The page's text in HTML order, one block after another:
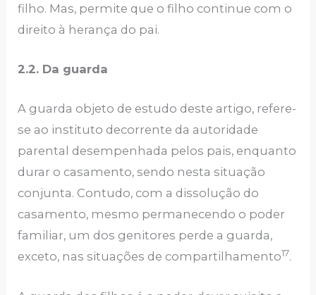
filho. Mas, permite que o filho continue com o
direito à herança do pai.
2.2. Da guarda
A guarda objeto de estudo deste artigo, refere-
se ao instituto decorrente da autoridade
parental desempenhada pelos pais, enquanto
durar o casamento, sendo nesta situação
conjunta. Contudo, com a dissolução do
casamento, mesmo permanecendo o poder
familiar, um dos genitores perde a guarda,
exceto, nas situações de compartilhamento17.